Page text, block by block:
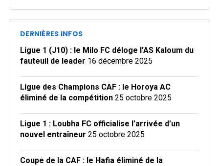
DERNIÈRES INFOS
Ligue 1 (J10) : le Milo FC déloge l’AS Kaloum du
fauteuil de leader 16 décembre 2025
Ligue des Champions CAF : le Horoya AC
éliminé de la compétition 25 octobre 2025
Ligue 1 : Loubha FC officialise l’arrivée d’un
nouvel entraîneur 25 octobre 2025
Coupe de la CAF : le Hafia éliminé de la